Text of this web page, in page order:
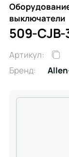
выключатели
509-CJB-
Артикул:
Бренд: